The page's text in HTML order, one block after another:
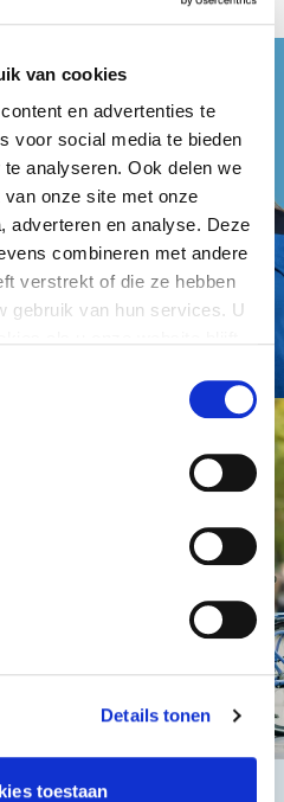
van cookies
en advertenties te
voor social media te bieden
analyseren. Ook delen we
onze site met onze
adverteren en analyse. Deze
combineren met andere
verstrekt of die ze hebben
gebruik van hun services. U
Details tonen
toestaan